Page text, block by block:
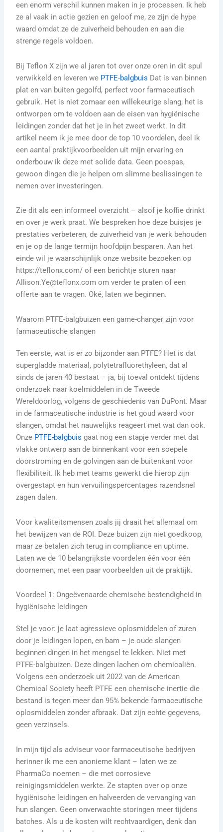
een enorm verschil kunnen maken in je processen. Ik heb
ze al vaak in actie gezien en geloof me, ze zijn de hype
waard omdat ze de zuiverheid behouden en aan die
strenge regels voldoen.
Bij Teflon X zijn we al jaren tot over onze oren in dit spul
verwikkeld en leveren we PTFE-balgbuis Dat is van binnen
plat en van buiten gegolfd, perfect voor farmaceutisch
gebruik. Het is niet zomaar een willekeurige slang; het is
ontworpen om te voldoen aan de eisen van hygiënische
leidingen zonder dat het je in het zweet werkt. In dit
artikel neem ik je mee door de top 10 voordelen, deel ik
een aantal praktijkvoorbeelden uit mijn ervaring en
onderbouw ik deze met solide data. Geen poespas,
gewoon dingen die je helpen om slimme beslissingen te
nemen over investeringen.
Zie dit als een informeel overzicht – alsof je koffie drinkt
en over je werk praat. We bespreken hoe deze buisjes je
prestaties verbeteren, de zuiverheid van je werk behouden
en je op de lange termijn hoofdpijn besparen. Aan het
einde wil je waarschijnlijk onze website bezoeken op
https://teflonx.com/ of een berichtje sturen naar
Allison.Ye@teflonx.com om verder te praten of een
offerte aan te vragen. Oké, laten we beginnen.
Waarom PTFE-balgbuizen een game-changer zijn voor
farmaceutische slangen
Ten eerste, wat is er zo bijzonder aan PTFE? Het is dat
supergladde materiaal, polytetrafluorethyleen, dat al
sinds de jaren 40 bestaat – ja, bij toeval ontdekt tijdens
onderzoek naar koelmiddelen in de Tweede
Wereldoorlog, volgens de geschiedenis van DuPont. Maar
in de farmaceutische industrie is het goud waard voor
slangen, omdat het nauwelijks reageert met wat dan ook.
Onze PTFE-balgbuis gaat nog een stapje verder met dat
vlakke ontwerp aan de binnenkant voor een soepele
doorstroming en de golvingen aan de buitenkant voor
flexibiliteit. Ik heb met teams gewerkt die hierop zijn
overgestapt en hun vervuilingspercentages razendsnel
zagen dalen.
Voor kwaliteitsmensen zoals jij draait het allemaal om
het bewijzen van de ROI. Deze buizen zijn niet goedkoop,
maar ze betalen zich terug in compliance en uptime.
Laten we de 10 belangrijkste voordelen één voor één
doornemen, met een paar voorbeelden uit de praktijk.
Voordeel 1: Ongeëvenaarde chemische bestendigheid in
hygiënische leidingen
Stel je voor: je laat agressieve oplosmiddelen of zuren
door je leidingen lopen, en bam – je oude slangen
beginnen dingen in het mengsel te lekken. Niet met
PTFE-balgbuizen. Deze dingen lachen om chemicaliën.
Volgens een onderzoek uit 2022 van de American
Chemical Society heeft PTFE een chemische inertie die
bestand is tegen meer dan 95% bekende farmaceutische
oplosmiddelen zonder afbraak. Dat zijn echte gegevens,
geen verzinsels.
In mijn tijd als adviseur voor farmaceutische bedrijven
herinner ik me een anonieme klant – laten we ze
PharmaCo noemen – die met corrosieve
reinigingsmiddelen werkte. Ze stapten over op onze
hygiënische leidingen en halveerden de vervanging van
hun slangen. Geen onverwachte storingen meer tijdens
batches. Als u de kosten wilt rechtvaardigen, denk dan